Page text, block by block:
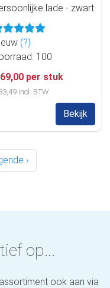
lade - zwart
(?)
100
per stuk
incl. BTW
Bekijk
›
op...
ook aan via